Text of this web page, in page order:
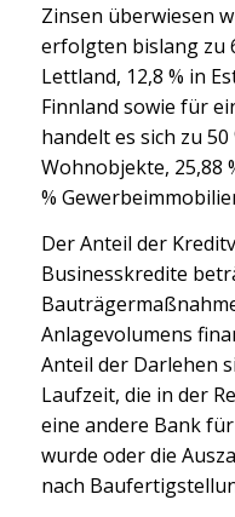
Zinsen überwiesen
erfolgten bislang zu
Lettland, 12,8 % in
Finnland sowie für
handelt es sich zu
Wohnobjekte, 25,88
%
Der Anteil der
Businesskredite
Anlagevolumens
Anteil der Darlehen
Laufzeit, die in der
eine andere Bank
wurde oder die
nach